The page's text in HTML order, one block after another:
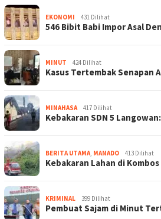
EKONOMI 431 Dilihat
546 Bibit Babi Impor Asal
MINUT 424 Dilihat
Kasus Tertembak Senapan
MINAHASA 417 Dilihat
Kebakaran SDN 5
BERITA UTAMA MANADO 413 Dilihat
Kebakaran Lahan di
KRIMINAL 399 Dilihat
Pembuat Sajam di Minut